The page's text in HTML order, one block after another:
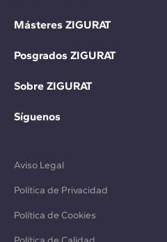
Másteres ZIGURAT
Posgrados ZIGURAT
Sobre ZIGURAT
Síguenos
Aviso Legal
Política de Privacidad
Política de Cookies